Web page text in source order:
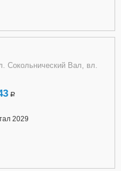
Сокольнический Вал, вл.
a
2029